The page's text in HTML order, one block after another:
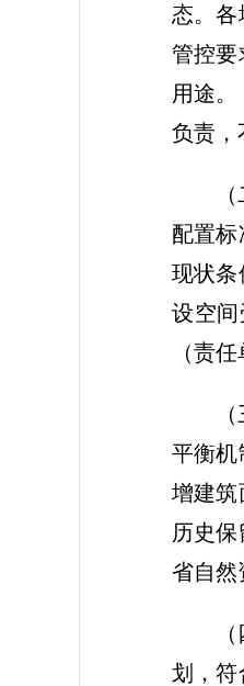
态。
管控要
用途。
负责，
配置
现状条
设空
（责
平衡机
增建筑
历史
省自然
划，符